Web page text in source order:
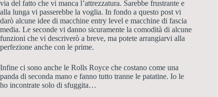
via del fatto che vi manca l’attrezzatura. Sarebbe frustrante e
alla lunga vi passerebbe la voglia. In fondo a questo post vi
darò alcune idee di macchine entry level e macchine di fascia
media. Le seconde vi danno sicuramente la comodità di alcune
funzioni che vi descriverò a breve, ma potete arrangiarvi alla
perfezione anche con le prime.
Infine ci sono anche le Rolls Royce che costano come una
panda di seconda mano e fanno tutto tranne le patatine. Io le
ho incontrate solo di sfuggita…